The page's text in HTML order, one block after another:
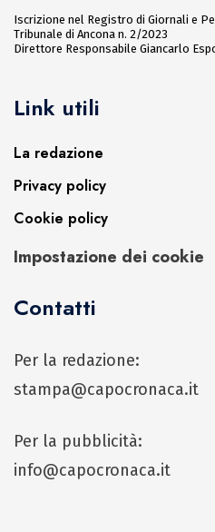
Iscrizione nel Registro di Giornali e
Tribunale di Ancona n. 2/2023
Direttore Responsabile Giancarlo
Link utili
La redazione
Privacy policy
Cookie policy
Impostazione dei cookie
Contatti
Per la redazione:
stampa@capocronaca.it
Per la pubblicità:
info@capocronaca.it